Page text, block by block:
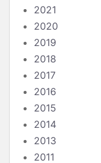
2021
2020
2019
2018
2017
2016
2015
2014
2013
2011